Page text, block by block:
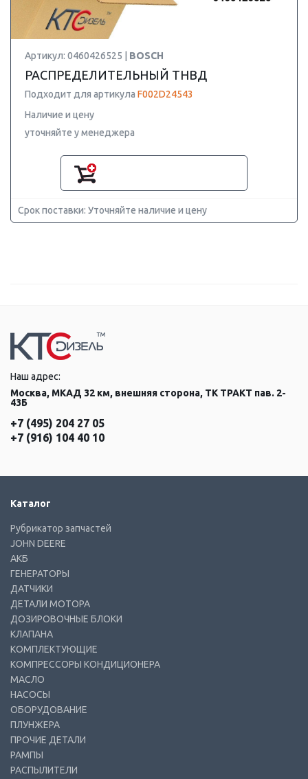
Артикул: 0460426525 | BOSCH
РАСПРЕДЕЛИТЕЛЬНЫЙ ТНВД
Подходит для артикула F002D24543
Наличие и цену
уточняйте у менеджера
Срок поставки: Уточняйте наличие и цену
Наш адрес:
Москва, МКАД 32 км, внешняя сторона, ТК ТРАКТ пав. 2-
43Б
+7 (495) 204 27 05
+7 (916) 104 40 10
Каталог
Рубрикатор запчастей
JOHN DEERE
АКБ
ГЕНЕРАТОРЫ
ДАТЧИКИ
ДЕТАЛИ МОТОРА
ДОЗИРОВОЧНЫЕ БЛОКИ
КЛАПАНА
КОМПЛЕКТУЮЩИЕ
КОМПРЕССОРЫ КОНДИЦИОНЕРА
МАСЛО
НАСОСЫ
ОБОРУДОВАНИЕ
ПЛУНЖЕРА
ПРОЧИЕ ДЕТАЛИ
РАМПЫ
РАСПЫЛИТЕЛИ